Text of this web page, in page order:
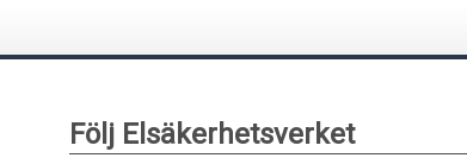
Följ Elsäkerhetsverket